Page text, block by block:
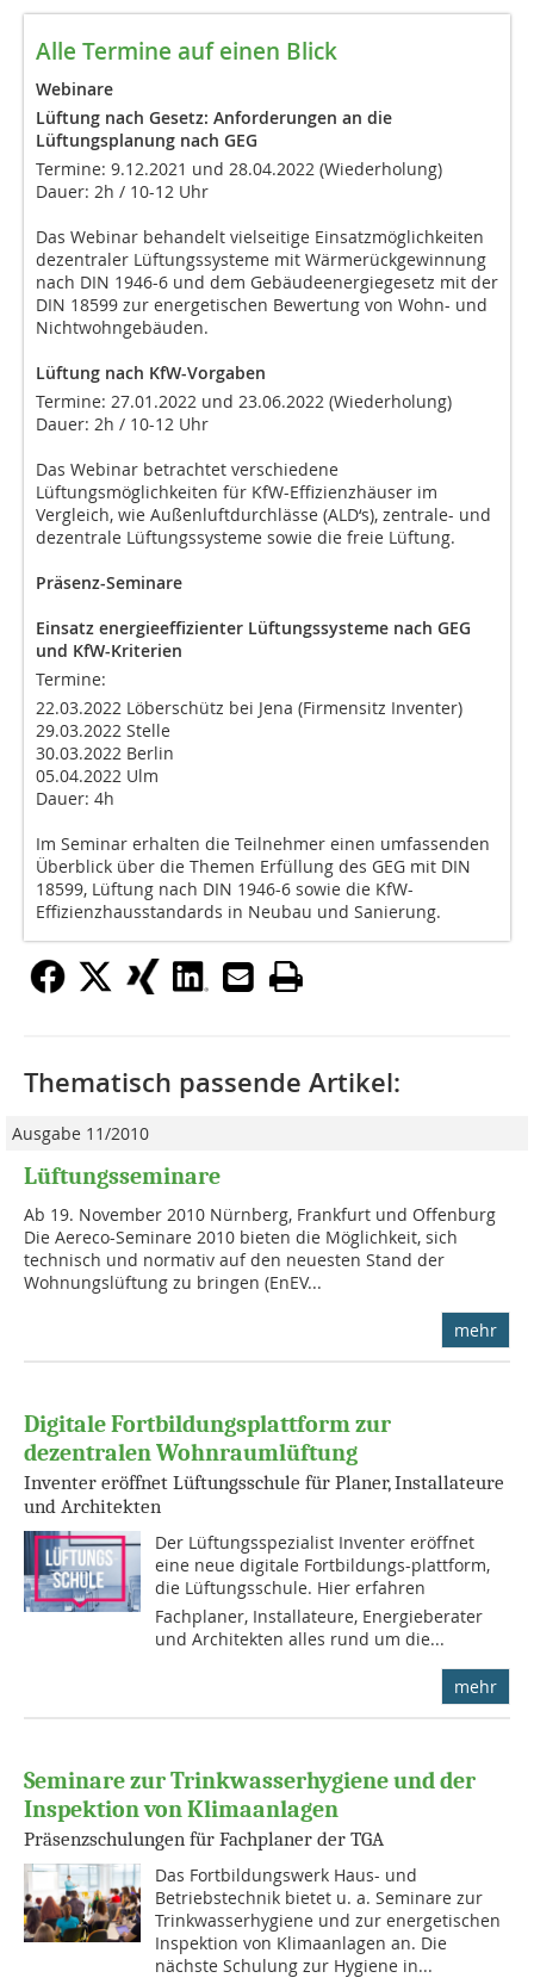
Alle Termine auf einen Blick
Webinare
Lüftung nach Gesetz: Anforderungen an die
Lüftungsplanung nach GEG
Termine: 9.12.2021 und 28.04.2022 (Wiederholung)
Dauer: 2h / 10-12 Uhr
Das Webinar behandelt vielseitige Einsatzmöglichkeiten
dezentraler Lüftungssysteme mit Wärmerückgewinnung
nach DIN 1946-6 und dem Gebäudeenergiegesetz mit der
DIN 18599 zur energetischen Bewertung von Wohn- und
Nichtwohngebäuden.
Lüftung nach KfW-Vorgaben
Termine: 27.01.2022 und 23.06.2022 (Wiederholung)
Dauer: 2h / 10-12 Uhr
Das Webinar betrachtet verschiedene
Lüftungsmöglichkeiten für KfW-Effizienzhäuser im
Vergleich, wie Außenluftdurchlässe (ALD‘s), zentrale- und
dezentrale Lüftungssysteme sowie die freie Lüftung.
Präsenz-Seminare
Einsatz energieeffizienter Lüftungssysteme nach GEG
und KfW-Kriterien
Termine:
22.03.2022 Löberschütz bei Jena (Firmensitz Inventer)
29.03.2022 Stelle
30.03.2022 Berlin
05.04.2022 Ulm
Dauer: 4h
Im Seminar erhalten die Teilnehmer einen umfassenden
Überblick über die Themen Erfüllung des GEG mit DIN
18599, Lüftung nach DIN 1946-6 sowie die KfW-
Effizienzhausstandards in Neubau und Sanierung.
Thematisch passende Artikel:
Ausgabe 11/2010
Lüftungsseminare
Ab 19. November 2010 Nürnberg, Frankfurt und Offenburg
Die Aereco-Seminare 2010 bieten die Möglichkeit, sich
technisch und normativ auf den neuesten Stand der
Wohnungslüftung zu bringen (EnEV...
mehr
Digitale Fortbildungsplattform zur
dezentralen Wohnraumlüftung
Inventer eröffnet Lüftungsschule für Planer, Installateure
und Architekten
Der Lüftungsspezialist Inventer eröffnet
eine neue digitale Fortbildungs-plattform,
die Lüftungsschule. Hier erfahren
Fachplaner, Installateure, Energieberater
und Architekten alles rund um die...
mehr
Seminare zur Trinkwasserhygiene und der
Inspektion von Klimaanlagen
Präsenzschulungen für Fachplaner der TGA
Das Fortbildungswerk Haus- und
Betriebstechnik bietet u. a. Seminare zur
Trinkwasserhygiene und zur energetischen
Inspektion von Klimaanlagen an. Die
nächste Schulung zur Hygiene in...